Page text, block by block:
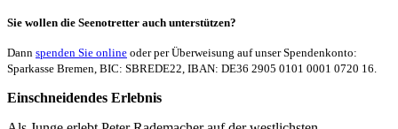
Sie wollen die Seenotretter auch unterstützen?
Dann spenden Sie online oder per Überweisung auf unser Spendenkonto:
Sparkasse Bremen, BIC: SBREDE22, IBAN: DE36 2905 0101 0001 0720 16.
Einschneidendes Erlebnis